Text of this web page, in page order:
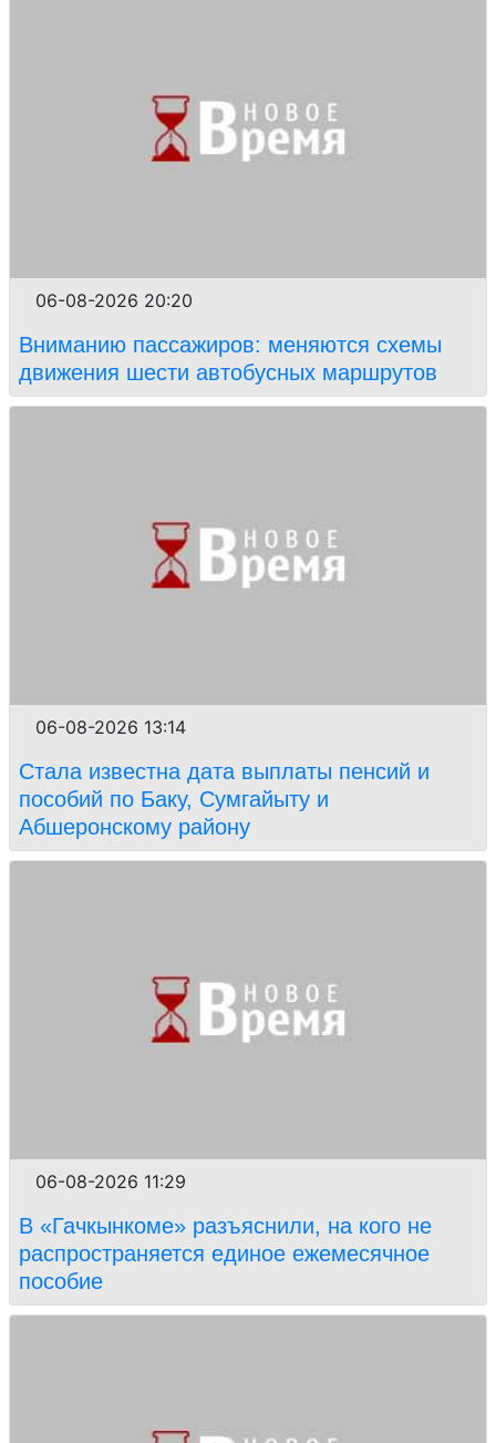
06-08-2026 20:20
Вниманию пассажиров: меняются схемы
движения шести автобусных маршрутов
06-08-2026 13:14
Стала известна дата выплаты пенсий и
пособий по Баку, Сумгайыту и
Абшеронскому району
06-08-2026 11:29
В «Гачкынкоме» разъяснили, на кого не
распространяется единое ежемесячное
пособие